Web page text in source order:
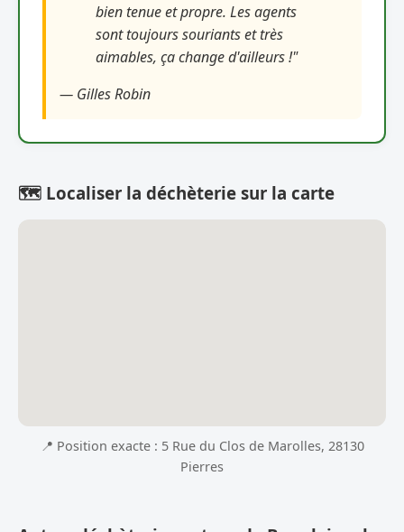
bien tenue et propre. Les agents
sont toujours souriants et très
aimables, ça change d'ailleurs !"
— Gilles Robin
🗺️ Localiser la déchèterie sur la carte
📍 Position exacte : 5 Rue du Clos de Marolles, 28130
Pierres